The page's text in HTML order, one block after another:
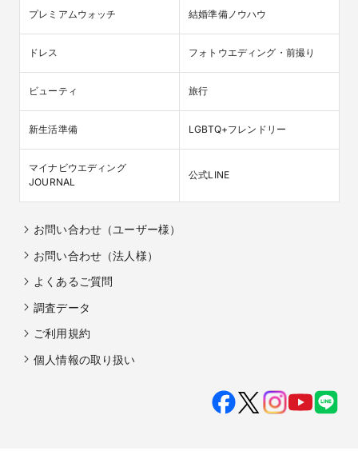
プレミアムウォッチ 結婚準備ノウハウ
ドレス フォトウエディング・前撮り
ビューティ 旅行
新生活準備 LGBTQ+フレンドリー
マイナビウエディング
JOURNAL
公式LINE
お問い合わせ（ユーザー様）
お問い合わせ（法人様）
よくあるご質問
調査データ
ご利用規約
個人情報の取り扱い